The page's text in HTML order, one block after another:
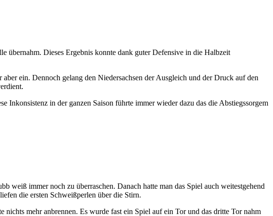
übernahm. Dieses Ergebnis konnte dank guter Defensive in die Halbzeit
ein. Dennoch gelang den Niedersachsen der Ausgleich und der Druck auf den
in der ganzen Saison führte immer wieder dazu das die Abstiegssorgem
immer noch zu überraschen. Danach hatte man das Spiel auch weitestgehend
die ersten Schweißperlen über die Stirn.
mehr anbrennen. Es wurde fast ein Spiel auf ein Tor und das dritte Tor nahm